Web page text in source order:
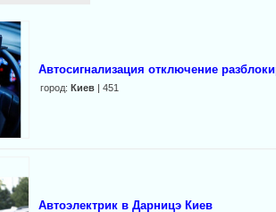
Автосигнализация отключение
город: Киев | 451
Автоэлектрик в Дарницэ Киев